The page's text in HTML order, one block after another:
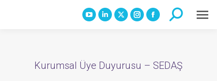
YouTubeLinkedin
in
X
Instagram
Facebook
in
Search:
Kurumsal Üye Duyurusu – SEDAŞ